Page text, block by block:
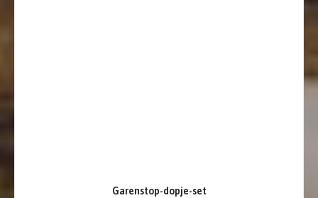
Garenstop-dopje-set